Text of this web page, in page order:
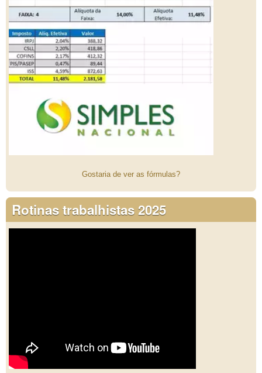
Gostaria de ver as fórmulas?
Rotinas trabalhistas 2025